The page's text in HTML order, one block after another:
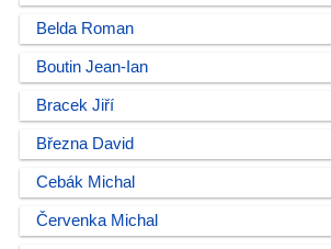
Belda Roman
Boutin Jean-Ian
Bracek Jiří
Března David
Cebák Michal
Červenka Michal